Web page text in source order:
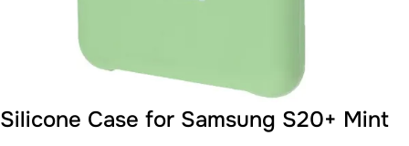
Silicone Case for Samsung S20+ Mint